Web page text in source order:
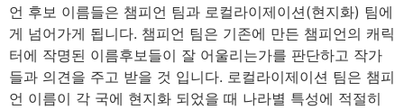
언 후보 이름들은 챔피언 팀과 로컬라이제이션(현지화) 팀에
게 넘어가게 됩니다. 챔피언 팀은 기존에 만든 챔피언의 캐릭
터에 작명된 이름후보들이 잘 어울리는가를 판단하고 작가
들과 의견을 주고 받을 것 입니다. 로컬라이제이션 팀은 챔피
언 이름이 각 국에 현지화 되었을 때 나라별 특성에 적절히